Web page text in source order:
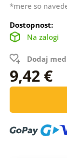
*mere so
Dostopnost:
Na zalogi
Dodaj
9,42 €